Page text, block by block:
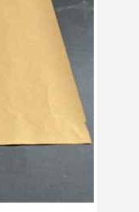
Métropolitaine
pour 250€ d'achats
d'achats
minute
bons d'achat
commande
Métropolitaine